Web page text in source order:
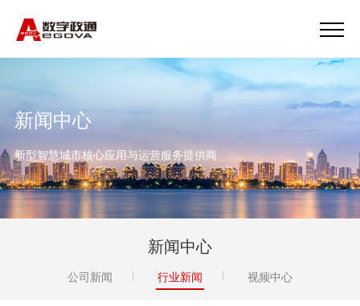
新闻中心
新型智慧城市核心应用与运营服务提供商
新闻中心
公司新闻 行业新闻 视频中心